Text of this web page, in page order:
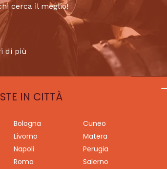
cerca il meglio!
di più
IN CITTÀ
Bologna
Cuneo
Livorno
Matera
Napoli
Perugia
Roma
Salerno